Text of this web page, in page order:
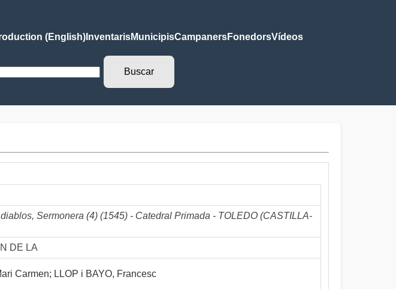
(English)InventarisMunicipisCampanersFonedorsVídeos
Sermonera (4) (1545) - Catedral Primada - TOLEDO (CASTILLA-
DE LA
Carmen; LLOP i BAYO, Francesc